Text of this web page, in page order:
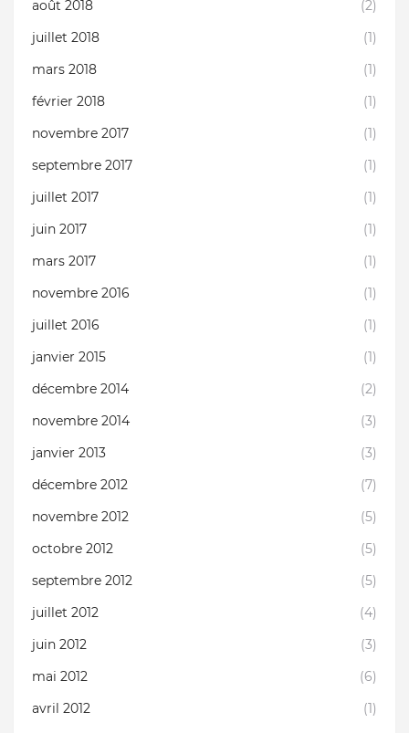
août 2018
(2)
juillet 2018
(1)
mars 2018
(1)
février 2018
(1)
novembre 2017
(1)
septembre 2017
(1)
juillet 2017
(1)
juin 2017
(1)
mars 2017
(1)
novembre 2016
(1)
juillet 2016
(1)
janvier 2015
(1)
décembre 2014
(2)
novembre 2014
(3)
janvier 2013
(3)
décembre 2012
(7)
novembre 2012
(5)
octobre 2012
(5)
septembre 2012
(5)
juillet 2012
(4)
juin 2012
(3)
mai 2012
(6)
avril 2012
(1)